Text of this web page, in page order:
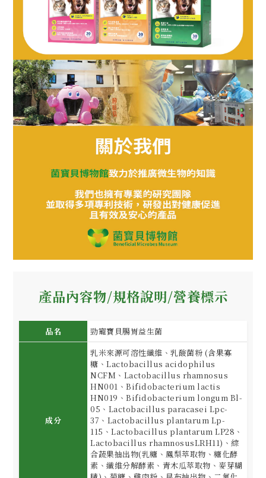
產品內容物/規格說明/營養標示
品名 勁寵寶貝腸胃益生菌
成分
乳米來源可溶性纖維、乳酸菌粉 (含果寡
糖、Lactobacillus acidophilus
NCFM、Lactobacillus rhamnosus
HN001、Bifidobacterium lactis
HN019、Bifidobacterium longum Bl-
05、Lactobacillus paracasei Lpc-
37、Lactobacillus plantarum Lp-
115、Lactobacillus plantarum LP28、
Lactobacillus rhamnosusLRH11)、綜
合蔬果抽出物(乳糖、鳳梨萃取物、糖化酵
素、纖維分解酵素、青木瓜萃取物、麥芽糊